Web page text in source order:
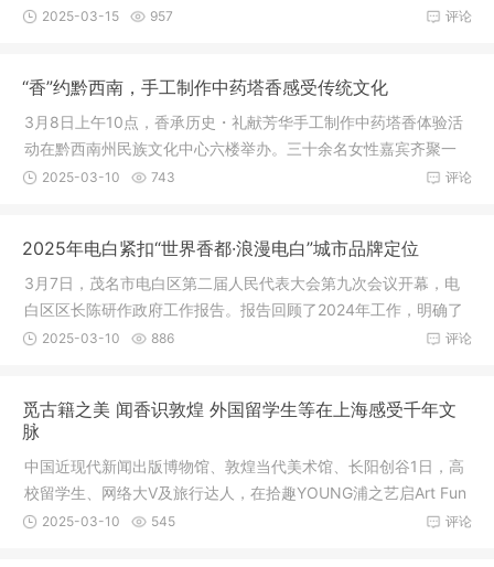
涉嫌生产
评论
2025-03-15 957
“香”约黔西南，手工制作中药塔香感受传统文化
3月8日上午10点，香承历史・礼献芳华手工制作中药塔香体验活
动在黔西南州民族文化中心六楼举办。三十余名女性嘉宾齐聚一
堂，共同
评论
2025-03-10 743
2025年电白紧扣“世界香都·浪漫电白”城市品牌定位
3月7日，茂名市电白区第二届人民代表大会第九次会议开幕，电
白区区长陈研作政府工作报告。报告回顾了2024年工作，明确了
2025年发
评论
2025-03-10 886
觅古籍之美 闻香识敦煌 外国留学生等在上海感受千年文
脉
中国近现代新闻出版博物馆、敦煌当代美术馆、长阳创谷1日，高
校留学生、网络大V及旅行达人，在拾趣YOUNG浦之艺启Art Fun
活动中，
评论
2025-03-10 545